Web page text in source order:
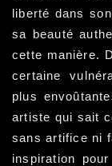
liberté dans
sa beauté
cette manière.
certaine
plus
artiste qui sait
sans artifice ni
inspiration